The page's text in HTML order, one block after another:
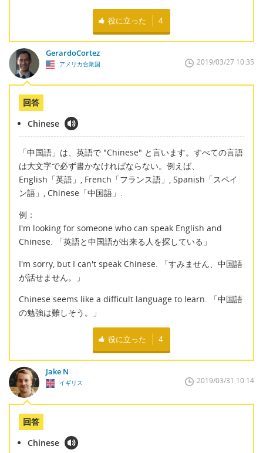
役に立った 4
GerardoCortez
アメリカ合衆国 2019/03/27 10:35
回答
Chinese
「中国語」は、英語で "Chinese" と言います。すべての言語
は大文字で必ず書かなければならない。例えば、
English「英語」, French「フランス語」, Spanish「スペイ
ン語」, Chinese「中国語」.
例：
I'm looking for someone who can speak English and
Chinese. 「英語と中国語が出来る人を探している」
I'm sorry, but I can't speak Chinese. 「すみません、中国語
が話せません。」
Chinese seems like a difficult language to learn. 「中国語
の勉強は難しそう。」
役に立った 4
Jake N
イギリス 2019/03/31 10:14
回答
Chinese